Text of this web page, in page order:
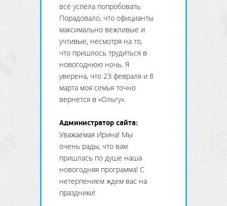
всё успела попробовать.
Порадовало, что официанты
максимально вежливые и
учтивые, несмотря на то,
что пришлось трудиться в
новогоднюю ночь. Я
уверена, что 23 февраля и 8
марта моя семья точно
вернется в «Ольгу».
Администратор сайта:
Уважаемая Ирина! Мы
очень рады, что вам
пришлась по душе наша
новогодняя программа! С
нетерпением ждем вас на
праздники!